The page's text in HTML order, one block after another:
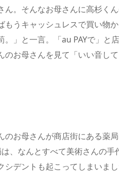
。そんなお母さんに高杉く
うキャッシュレスで買い物
」と一言。「au PAYで」と
お母さんを見て「いい音し
お母さんが商店街にある薬
、なんとすべて美術さんの手
デントも起こってしまいま